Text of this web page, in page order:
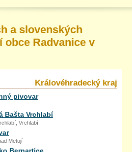
a slovenských
obce Radvanice v
Královéhradecký kraj
pivovar
Bašta Vrchlabí
Vrchlabí
Metují